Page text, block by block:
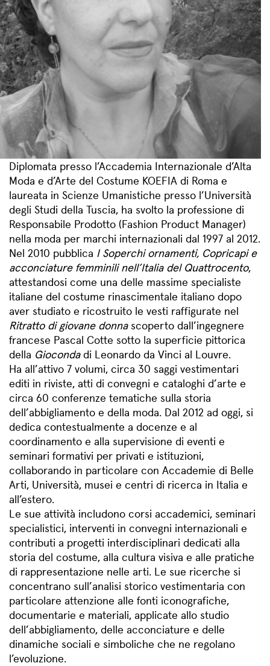
Diplomata presso l’Accademia Internazionale d’Alta
Moda e d’Arte del Costume KOEFIA di Roma e
laureata in Scienze Umanistiche presso l’Università
degli Studi della Tuscia, ha svolto la professione di
Responsabile Prodotto (Fashion Product Manager)
nella moda per marchi internazionali dal 1997 al 2012.
Nel 2010 pubblica I Soperchi ornamenti, Copricapi e
acconciature femminili nell’Italia del Quattrocento,
attestandosi come una delle massime specialiste
italiane del costume rinascimentale italiano dopo
aver studiato e ricostruito le vesti raffigurate nel
Ritratto di giovane donnascoperto dall’ingegnere
francese Pascal Cotte sotto la superficie pittorica
della Giocondadi Leonardo da Vinci al Louvre.
Ha all’attivo 7 volumi, circa 30 saggi vestimentari
editi in riviste, atti di convegni e cataloghi d’arte e
circa 60 conferenze tematiche sulla storia
dell’abbigliamento e della moda. Dal 2012 ad oggi, si
dedica contestualmente a docenze e al
coordinamento e alla supervisione di eventi e
seminari formativi per privati e istituzioni,
collaborando in particolare con Accademie di Belle
Arti, Università, musei e centri di ricerca in Italia e
all’estero.
Le sue attività includono corsi accademici, seminari
specialistici, interventi in convegni internazionali e
contributi a progetti interdisciplinari dedicati alla
storia del costume, alla cultura visiva e alle pratiche
di rappresentazione nelle arti. Le sue ricerche si
concentrano sull’analisi storico vestimentaria con
particolare attenzione alle fonti iconografiche,
documentarie e materiali, applicate allo studio
dell’abbigliamento, delle acconciature e delle
dinamiche sociali e simboliche che ne regolano
l’evoluzione.